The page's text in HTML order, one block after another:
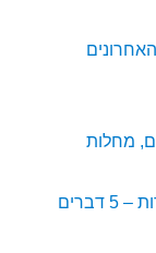
האחרונים
מחלות
רקטות, פיטורים, מחלות ובחירות – 5 דברים